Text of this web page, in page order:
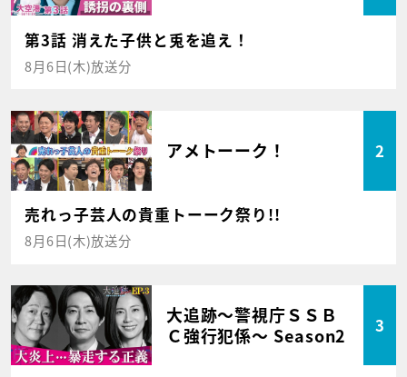
第3話 消えた子供と兎を追え！
8月6日(木)放送分
アメトーーク！ 2
売れっ子芸人の貴重トーーク祭り!!
8月6日(木)放送分
大追跡～警視庁ＳＳＢ
Ｃ強行犯係～ Season2
3